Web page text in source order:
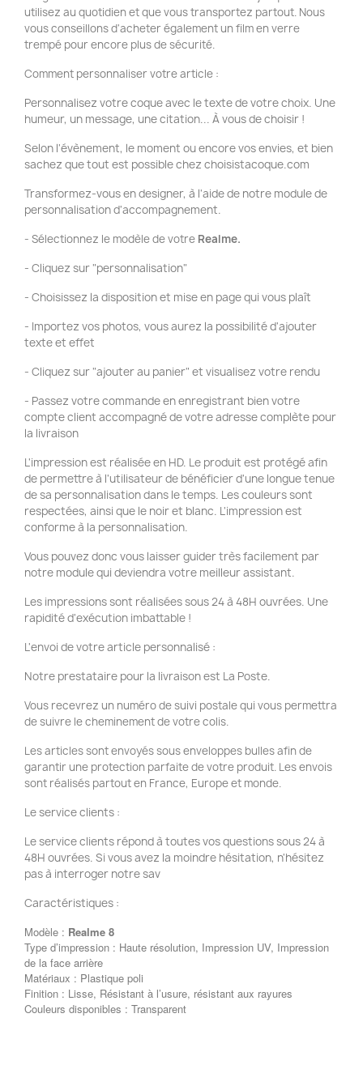
utilisez au quotidien et que vous transportez partout. Nous
vous conseillons d'acheter également un film en verre
trempé pour encore plus de sécurité.
Comment personnaliser votre article :
Personnalisez votre coque avec le texte de votre choix. Une
humeur, un message, une citation... À vous de choisir !
Selon l'évènement, le moment ou encore vos envies, et bien
sachez que tout est possible chez choisistacoque.com
Transformez-vous en designer, à l'aide de notre module de
personnalisation d'accompagnement.
- Sélectionnez le modèle de votre Realme.
- Cliquez sur "personnalisation"
- Choisissez la disposition et mise en page qui vous plaît
- Importez vos photos, vous aurez la possibilité d'ajouter
texte et effet
- Cliquez sur "ajouter au panier" et visualisez votre rendu
- Passez votre commande en enregistrant bien votre
compte client accompagné de votre adresse complète pour
la livraison
L'impression est réalisée en HD. Le produit est protégé afin
de permettre à l'utilisateur de bénéficier d'une longue tenue
de sa personnalisation dans le temps. Les couleurs sont
respectées, ainsi que le noir et blanc. L'impression est
conforme à la personnalisation.
Vous pouvez donc vous laisser guider très facilement par
notre module qui deviendra votre meilleur assistant.
Les impressions sont réalisées sous 24 à 48H ouvrées. Une
rapidité d'exécution imbattable !
L'envoi de votre article personnalisé :
Notre prestataire pour la livraison est La Poste.
Vous recevrez un numéro de suivi postale qui vous permettra
de suivre le cheminement de votre colis.
Les articles sont envoyés sous enveloppes bulles afin de
garantir une protection parfaite de votre produit. Les envois
sont réalisés partout en France, Europe et monde.
Le service clients :
Le service clients répond à toutes vos questions sous 24 à
48H ouvrées. Si vous avez la moindre hésitation, n'hésitez
pas à interroger notre sav
Caractéristiques :
Modèle : Realme 8
Type d’impression : Haute résolution, Impression UV, Impression
de la face arrière
Matériaux : Plastique poli
Finition : Lisse, Résistant à l’usure, résistant aux rayures
Couleurs disponibles : Transparent